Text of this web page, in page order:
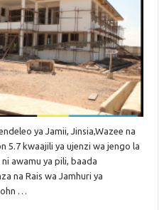
ya Jamii, Jinsia,Wazee na
5.7 kwaajili ya ujenzi wa jengo la
awamu ya pili, baada
na Rais wa Jamhuri ya
…